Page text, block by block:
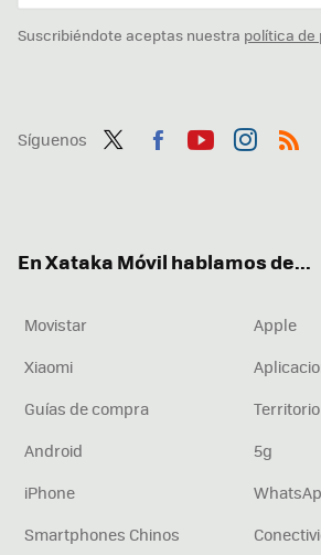
Suscribiéndote aceptas nuestra política de
Síguenos
En Xataka Móvil hablamos de...
Movistar
Apple
Xiaomi
Guías de compra
Android
5g
iPhone
Smartphones Chinos